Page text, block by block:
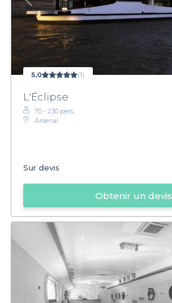
5,0 (1)
L'Éclipse
70 - 230 pers.
Arsenal
Sur devis
Obtenir un devis